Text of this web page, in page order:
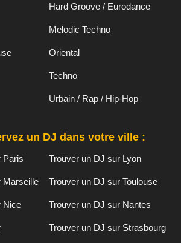
Hard Groove / Eurodance
Melodic Techno
Oriental
Techno
Urbain / Rap / Hip-Hop
un DJ dans votre ville :
Paris Trouver un DJ sur Lyon
Marseille Trouver un DJ sur Toulouse
Nice Trouver un DJ sur Nantes
Trouver un DJ sur Strasbourg